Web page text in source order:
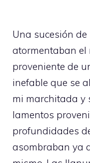
Una sucesión
atormentaban el
proveniente de
inefable que se
mi marchitada y
lamentos
profundidades
asombraban ya